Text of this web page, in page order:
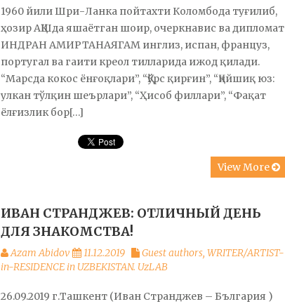
1960 йили Шри-Ланка пойтахти Коломбода туғилиб,
ҳозир АҚШда яшаётган шоир, очеркнавис ва дипломат
ИНДРАН АМИРТАНАЯГАМ инглиз, испан, француз,
португал ва гаити креол тилларида ижод қилади.
“Марсда кокос ёнғоқлари”, “Қўрс қирғин”, “Қийшиқ юз:
улкан тўлқин шеърлари”, “Ҳисоб филлари”, “Фақат
ёлғизлик бор[…]
View More
ИВАН СТРАНДЖЕВ: ОТЛИЧНЫЙ ДЕНЬ
ДЛЯ ЗНАКОМСТВА!
Azam Abidov 11.12.2019 Guest authors, WRITER/ARTIST-
in-RESIDENCE in UZBEKISTAN. UzLAB
26.09.2019 г.Ташкент (Иван Странджев – България )